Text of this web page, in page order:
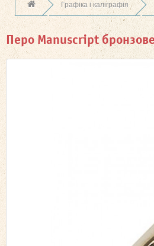
Графіка і каліграфія
Перо Manuscript